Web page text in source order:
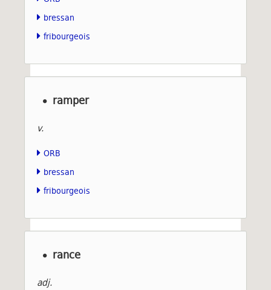
bressan
fribourgeois
ramper
v.
ORB
bressan
fribourgeois
rance
adj.